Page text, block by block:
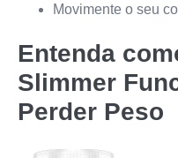
Movimente o seu
Entenda
Slimmer
Perder Peso